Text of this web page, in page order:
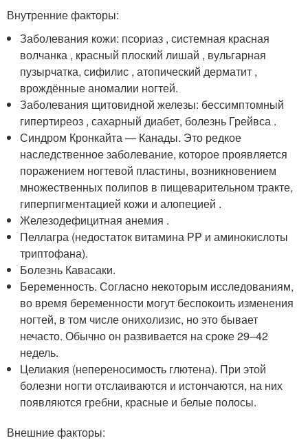
Внутренние факторы:
Заболевания кожи: псориаз , системная красная
волчанка , красный плоский лишай , вульгарная
пузырчатка, сифилис , атопический дерматит ,
врождённые аномалии ногтей.
Заболевания щитовидной железы: бессимптомный
гипертиреоз , сахарный диабет, болезнь Грейвса .
Синдром Кронкайта — Канады. Это редкое
наследственное заболевание, которое проявляется
поражением ногтевой пластины, возникновением
множественных полипов в пищеварительном тракте,
гиперпигментацией кожи и алопецией .
Железодефицитная анемия .
Пеллагра (недостаток витамина PP и аминокислоты
триптофана).
Болезнь Кавасаки.
Беременность. Согласно некоторым исследованиям,
во время беременности могут беспокоить изменения
ногтей, в том числе онихолизис, но это бывает
нечасто. Обычно он развивается на сроке 29–42
недель.
Целиакия (непереносимость глютена). При этой
болезни ногти отслаиваются и истончаются, на них
появляются гребни, красные и белые полосы.
Внешние факторы: